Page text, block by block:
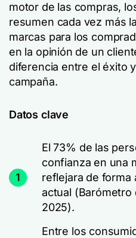
motor de las compras,
resumen cada vez más
marcas para los
en la opinión de un
diferencia entre el éxito
campaña.
Datos clave
1
El 73% de las
confianza en una
reflejara de forma
actual (Barómetro
2025).
Entre los